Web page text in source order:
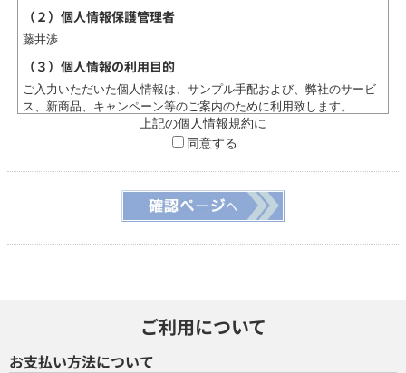
（２）個人情報保護管理者
藤井渉
（３）個人情報の利用目的
ご入力いただいた個人情報は、サンプル手配および、弊社のサービ
ス、新商品、キャンペーン等のご案内のために利用致します。
（４）個人情報の第三者提供について
取得した個人情報の取扱いの全部又は、一部を委託することはあり
（６）開示対象個人情報の開示等および問い合わせ窓口につい
去および第三者への提供の 停止（「開示等」といいます。）に応じ
開示等に応ずる窓口は、「
上記の個人情報規約に
同意する
ご利用について
お支払い方法について